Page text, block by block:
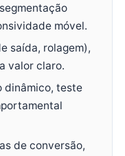
móvel.
saída, rolagem),
valor claro.
dinâmico, teste
de conversão,